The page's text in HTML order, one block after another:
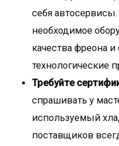
себя
необходимое
качества фреона
технологические
Требуйте
спрашивать у
используемый
поставщиков